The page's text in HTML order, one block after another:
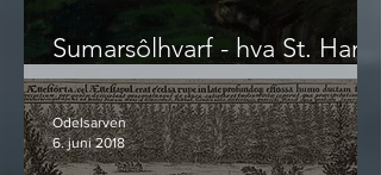
Sumarsôlhvarf - hva St. Hans
egentlig er
Odelsarven
6. juni 2018